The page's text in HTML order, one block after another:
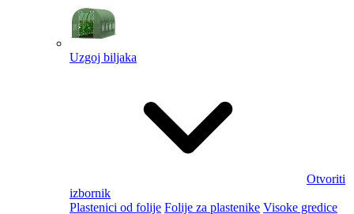
Uzgoj biljaka
Otvoriti
izbornik
Plastenici od folije Folije za plastenike Visoke gredice